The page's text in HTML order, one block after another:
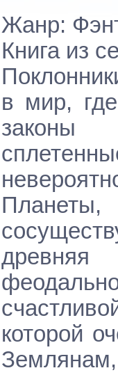
Жанр:
Книга из
в мир,
законы
которой